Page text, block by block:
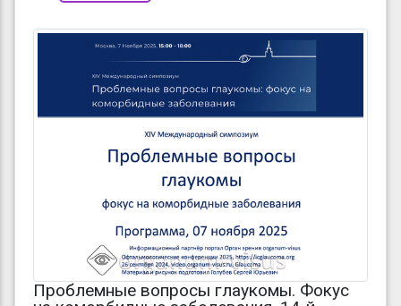
Проблемные вопросы глаукомы. Фокус